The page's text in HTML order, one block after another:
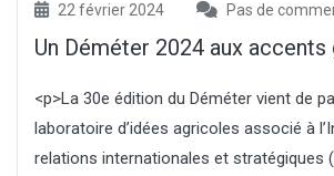
22 février 2024 Pas de
Un Déméter 2024 aux accents
<p>La 30e édition du Déméter vient de
laboratoire d’idées agricoles associé à
relations internationales et stratégiques